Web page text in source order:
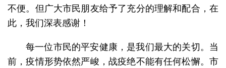
不便。但广大市民朋友给予了充分的理解和配合，在
此，我们深表感谢！
每一位市民的平安健康，是我们最大的关切。当
前，疫情形势依然严峻，战疫绝不能有任何松懈。市